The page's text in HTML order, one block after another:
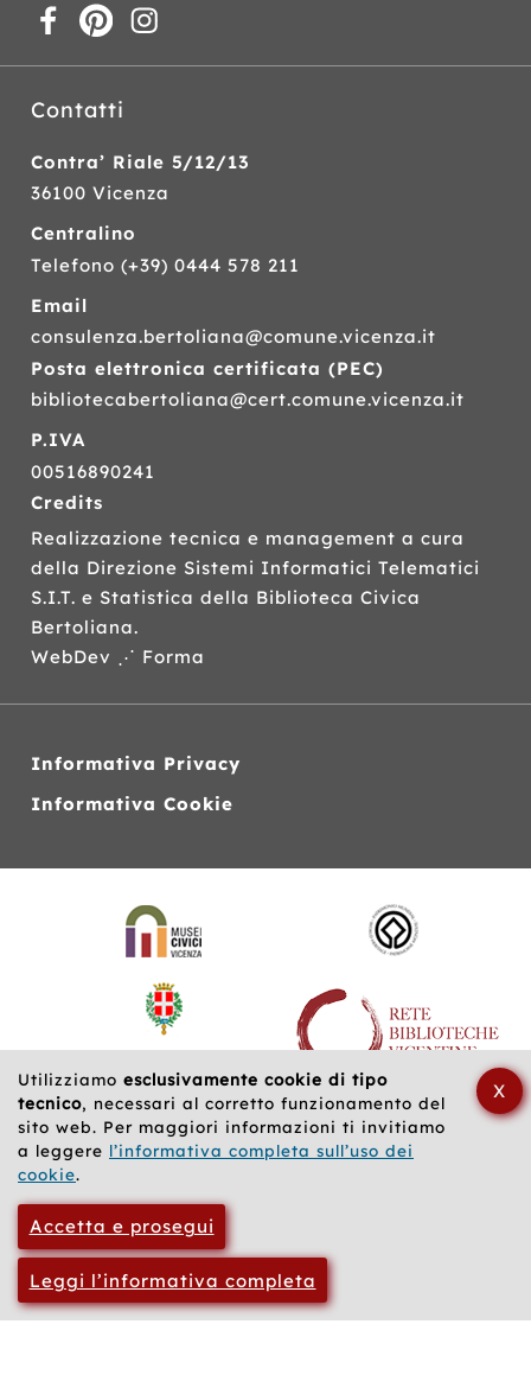
Utilizziamo esclusivamente cookie di tipo
tecnico, necessari al corretto funzionamento del
sito web. Per maggiori informazioni ti invitiamo
a leggere l’informativa completa sull’uso dei
cookie.
Accetta e prosegui
Leggi l’informativa completa
X
Contatti
Contra’ Riale 5/12/13
36100 Vicenza
Centralino
Telefono(+39) 0444 578 211
Email
consulenza.bertoliana@comune.vicenza.it
Posta elettronica certificata (PEC)
bibliotecabertoliana@cert.comune.vicenza.it
P.IVA
00516890241
Credits
Realizzazione tecnica e management a cura
della Direzione Sistemi Informatici Telematici
S.I.T. e Statistica della Biblioteca Civica
Bertoliana.
WebDev ⋰ Forma
Informativa Privacy
Informativa Cookie